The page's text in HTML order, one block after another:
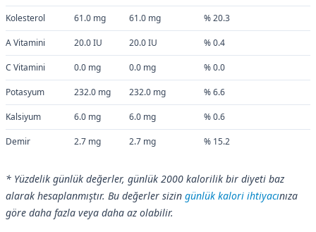
Kolesterol 61.0 mg 61.0 mg % 20.3
A Vitamini 20.0 IU 20.0 IU % 0.4
C Vitamini 0.0 mg 0.0 mg % 0.0
Potasyum 232.0 mg 232.0 mg % 6.6
Kalsiyum 6.0 mg 6.0 mg % 0.6
Demir 2.7 mg 2.7 mg % 15.2
* Yüzdelik günlük değerler, günlük 2000 kalorilik bir diyeti baz
alarak hesaplanmıştır. Bu değerler sizin günlük kalori ihtiyacınıza
göre daha fazla veya daha az olabilir.